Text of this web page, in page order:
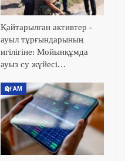
Қайтарылған активтер –
ауыл тұрғындарының
игілігіне: Мойынқұмда
ауыз су жүйесі…
ҚОҒАМ